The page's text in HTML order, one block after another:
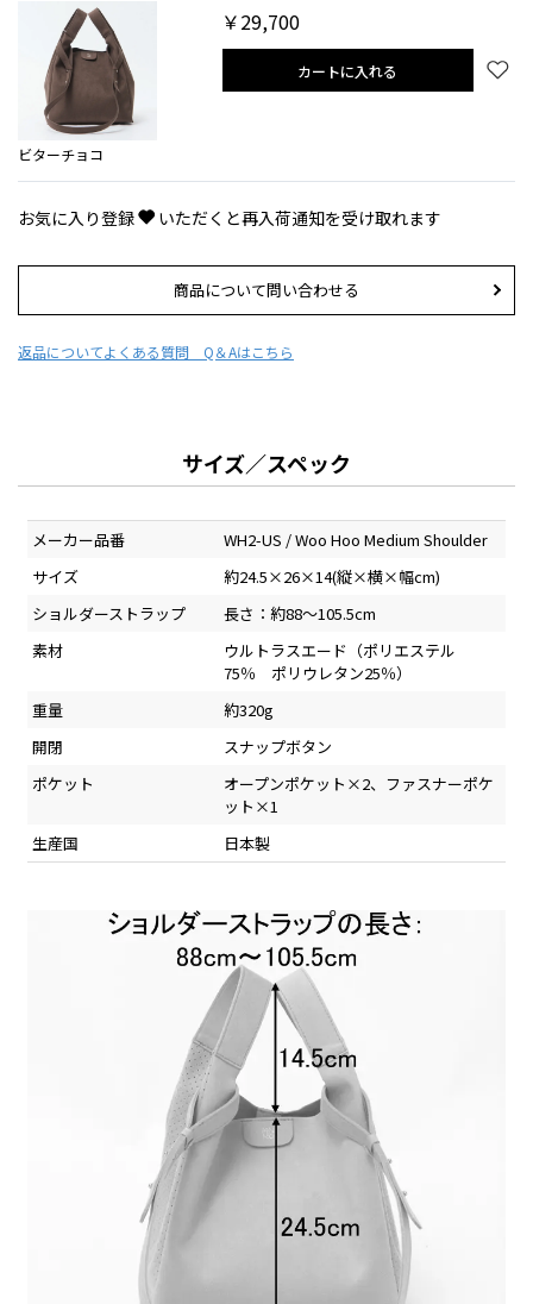
ビターチョコ
￥29,700
カートに入れる
お気に入り登録 いただくと再入荷通知を受け取れます
商品について問い合わせる
返品についてよくある質問 Q＆Aはこちら
サイズ／スペック
メーカー品番
WH2-US / Woo Hoo Medium Shoulder
サイズ
約24.5×26×14(縦×横×幅cm)
ショルダーストラップ
長さ：約88～105.5cm
素材
ウルトラスエード（ポリエステル
75％ ポリウレタン25％）
重量
約320g
開閉
スナップボタン
ポケット
オープンポケット×2、ファスナーポケ
ット×1
生産国
日本製